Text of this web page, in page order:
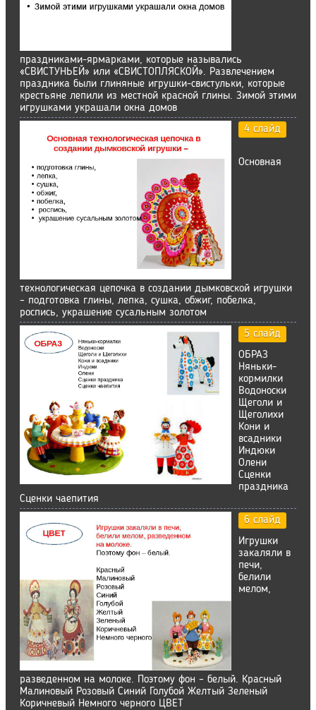
праздниками-ярмарками, которые назывались
«СВИСТУНЬЕЙ» или «СВИСТОПЛЯСКОЙ». Развлечением
праздника были глиняные игрушки-свистульки, которые
крестьяне лепили из местной красной глины. Зимой этими
игрушками украшали окна домов
4 слайд
Основная
технологическая цепочка в создании дымковской игрушки
– подготовка глины, лепка, сушка, обжиг, побелка,
роспись, украшение сусальным золотом
5 слайд
ОБРАЗ
Няньки-
кормилки
Водоноски
Щеголи и
Щеголихи
Кони и
всадники
Индюки
Олени
Сценки
праздника
Сценки чаепития
6 слайд
Игрушки
закаляли в
печи,
белили
мелом,
разведенном на молоке. Поэтому фон – белый. Красный
Малиновый Розовый Синий Голубой Желтый Зеленый
Коричневый Немного черного ЦВЕТ